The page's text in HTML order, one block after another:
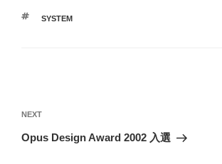
TAGS
SYSTEM
稿
Next
NEXT
Opus Design Award 2002 入選